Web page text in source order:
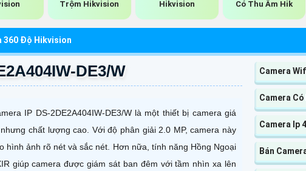
Trộm Hikvision
Hikvision
Có Thu Âm Hik
360 Độ Hikvision
DE3/W
IP DS-2DE2A404IW-DE3/W là một thiết bị camera giá
chất lượng cao. Với độ phân giải 2.0 MP, camera này
hình ảnh rõ nét và sắc nét. Hơn nữa, tính năng Hồng Ngoại
giúp camera được giám sát ban đêm với tầm nhìn xa lên
Camera
Camera
Camera Ip
Bán